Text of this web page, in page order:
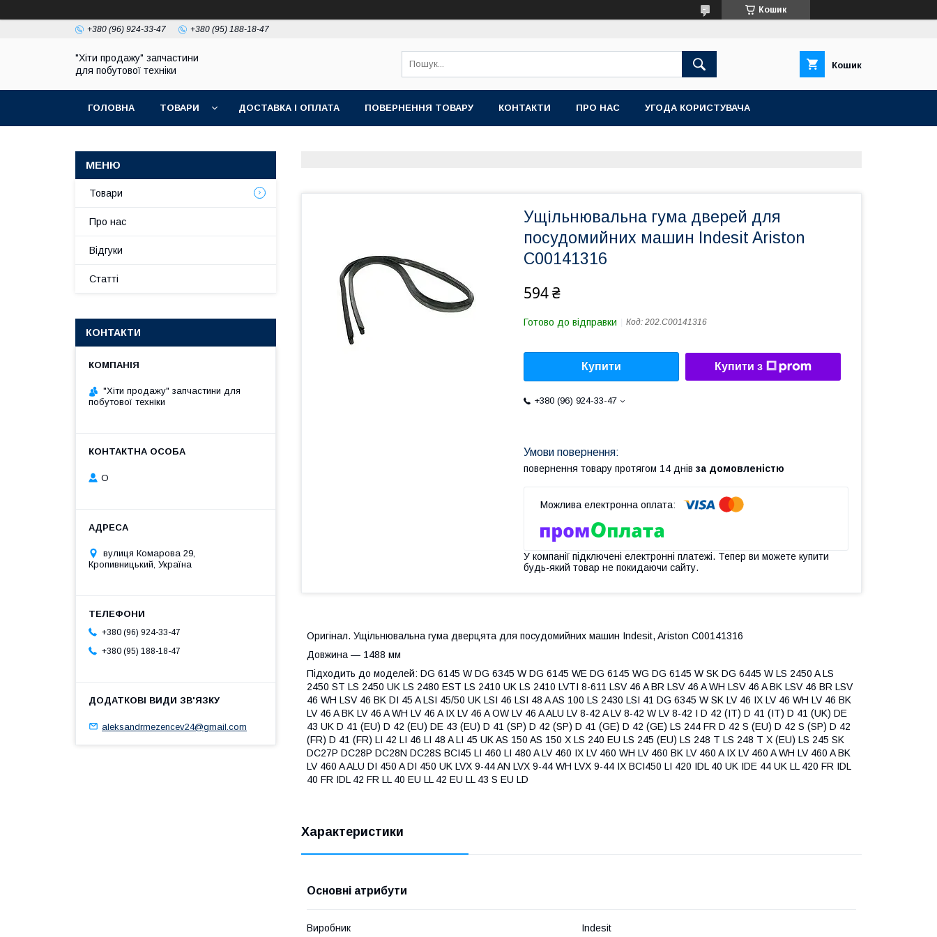
Кошик
+380 (96) 924-33-47 +380 (95) 188-18-47
"Хіти продажу" запчастини
для побутової техніки
Кошик
ГОЛОВНА ТОВАРИ ДОСТАВКА І ОПЛАТА ПОВЕРНЕННЯ ТОВАРУ КОНТАКТИ ПРО НАС УГОДА КОРИСТУВАЧА
Ущільнювальна гума дверей для
посудомийних машин Indesit Ariston
C00141316
594 ₴
Готово до відправки Код: 202.C00141316
Купити Купити з
+380 (96) 924-33-47
повернення товару протягом 14 днів за домовленістю
У компанії підключені електронні платежі. Тепер ви можете купити
будь-який товар не покидаючи сайту.
Оригінал. Ущільнювальна гума дверцята для посудомийних машин Indesit, Ariston C00141316
Довжина — 1488 мм
Підходить до моделей: DG 6145 W DG 6345 W DG 6145 WE DG 6145 WG DG 6145 W SK DG 6445 W LS 2450 A LS
2450 ST LS 2450 UK LS 2480 EST LS 2410 UK LS 2410 LVTI 8-611 LSV 46 A BR LSV 46 A WH LSV 46 A BK LSV 46 BR LSV
46 WH LSV 46 BK DI 45 A LSI 45/50 UK LSI 46 LSI 48 A AS 100 LS 2430 LSI 41 DG 6345 W SK LV 46 IX LV 46 WH LV 46 BK
LV 46 A BK LV 46 A WH LV 46 A IX LV 46 A OW LV 46 A ALU LV 8-42 A LV 8-42 W LV 8-42 I D 42 (IT) D 41 (IT) D 41 (UK) DE
43 UK D 41 (EU) D 42 (EU) DE 43 (EU) D 41 (SP) D 42 (SP) D 41 (GE) D 42 (GE) LS 244 FR D 42 S (EU) D 42 S (SP) D 42
(FR) D 41 (FR) LI 42 LI 46 LI 48 A LI 45 UK AS 150 AS 150 X LS 240 EU LS 245 (EU) LS 248 T LS 248 T X (EU) LS 245 SK
DC27P DC28P DC28N DC28S BCI45 LI 460 LI 480 A LV 460 IX LV 460 WH LV 460 BK LV 460 A IX LV 460 A WH LV 460 A BK
LV 460 A ALU DI 450 A DI 450 UK LVX 9-44 AN LVX 9-44 WH LVX 9-44 IX BCI450 LI 420 IDL 40 UK IDE 44 UK LL 420 FR IDL
40 FR IDL 42 FR LL 40 EU LL 42 EU LL 43 S EU LD
Характеристики
Основні атрибути
Виробник Indesit
Товари
Про нас
Відгуки
Статті
КОНТАКТИ
"Хіти продажу" запчастини для
побутової техніки
О
вулиця Комарова 29,
Кропивницький, Україна
+380 (96) 924-33-47
+380 (95) 188-18-47
aleksandrmezencev24@gmail.com